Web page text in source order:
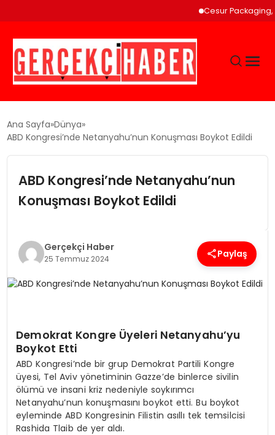
Cesur Packaging,
GÜNCEL
EĞITIM
SAĞLIK
TEKNOLOJI
YAŞAM
Ana Sayfa Dünya
ABD Kongresi’nde Netanyahu’nun Konuşması Boykot Edildi
ABD Kongresi’nde Netanyahu’nun
Konuşması Boykot Edildi
Gerçekçi Haber
25 Temmuz 2024 Paylaş
Demokrat Kongre Üyeleri Netanyahu’yu
Boykot Etti
ABD Kongresi’nde bir grup Demokrat Partili Kongre
üyesi, Tel Aviv yönetiminin Gazze’de binlerce sivilin
ölümü ve insani kriz nedeniyle soykırımcı
Netanyahu’nun konuşmasını boykot etti. Bu boykot
eyleminde ABD Kongresinin Filistin asıllı tek temsilcisi
Rashida Tlaib de yer aldı.